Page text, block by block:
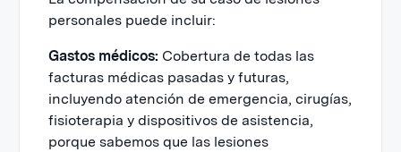
personales puede incluir:
Gastos médicos: Cobertura de todas las
facturas médicas pasadas y futuras,
incluyendo atención de emergencia, cirugías,
fisioterapia y dispositivos de asistencia,
porque sabemos que las lesiones